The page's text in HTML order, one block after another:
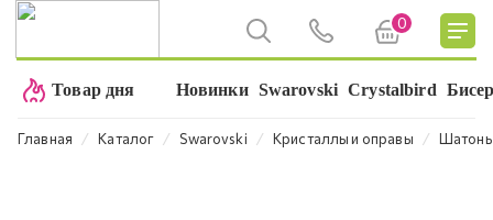
0
Товар дня Новинки Swarovski Crystalbird
Главная ⁄ Каталог ⁄ Swarovski ⁄ Кристаллы и оправы ⁄